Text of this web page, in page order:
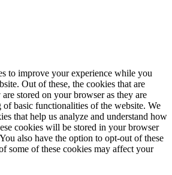
to improve your experience while you
Out of these, the cookies that are
are stored on your browser as they are
basic functionalities of the website. We
that help us analyze and understand how
cookies will be stored in your browser
also have the option to opt-out of these
some of these cookies may affect your